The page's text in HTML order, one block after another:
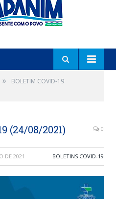
»
BOLETIM COVID-19
(24/08/2021) 0
DE 2021 BOLETINS COVID-19